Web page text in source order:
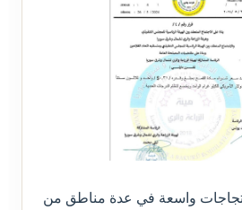
واسعة في عدة مناطق من